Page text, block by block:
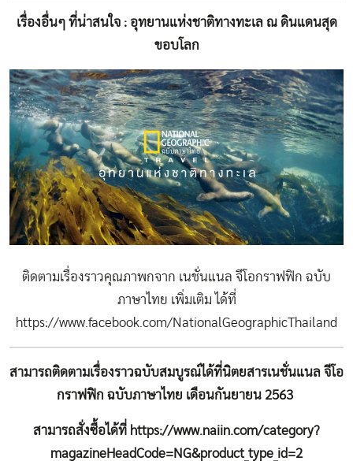
เรื่องอื่นๆ ที่น่าสนใจ : อุทยานแห่งชาติทางทะเล ณ ดินแดนสุด
ขอบโลก
ติดตามเรื่องราวคุณภาพกจาก เนชั่นแนล จีโอกราฟฟิก ฉบับ
ภาษาไทย เพิ่มเติม ได้ที่
https://www.facebook.com/NationalGeographicThailand
สามารถติดตามเรื่องราวฉบับสมบูรณ์ได้ที่นิตยสารเนชั่นแนล จีโอ
กราฟฟิก ฉบับภาษาไทย เดือนกันยายน 2563
สามารถสั่งซื้อได้ที่ https://www.naiin.com/category?
magazineHeadCode=NG&product_type_id=2